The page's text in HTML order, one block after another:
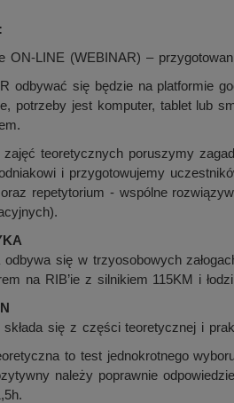
ON-LINE (WEBINAR) –
odbywać się będzie na platformie
potrzeby jest komputer, tablet lub
zajęć teoretycznych poruszymy
i przygotowujemy
repetytorium - wspólne
odbywa się w trzyosobowych
na RIB’ie z silnikiem 115KM i
składa się z części teoretycznej i
to test jednokrotnego
należy poprawnie